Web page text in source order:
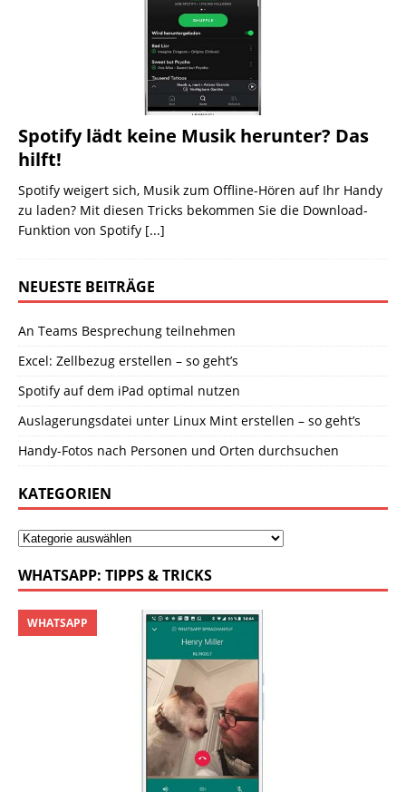
Spotify lädt keine Musik herunter? Das
hilft!
Spotify weigert sich, Musik zum Offline-Hören auf Ihr Handy
zu laden? Mit diesen Tricks bekommen Sie die Download-
Funktion von Spotify [...]
NEUESTE BEITRÄGE
An Teams Besprechung teilnehmen
Excel: Zellbezug erstellen – so geht’s
Spotify auf dem iPad optimal nutzen
Auslagerungsdatei unter Linux Mint erstellen – so geht’s
Handy-Fotos nach Personen und Orten durchsuchen
KATEGORIEN
WHATSAPP: TIPPS & TRICKS
WHATSAPP